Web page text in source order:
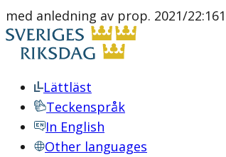
med anledning av prop. 2021/
Lättläst
Teckenspråk
In English
Other languages